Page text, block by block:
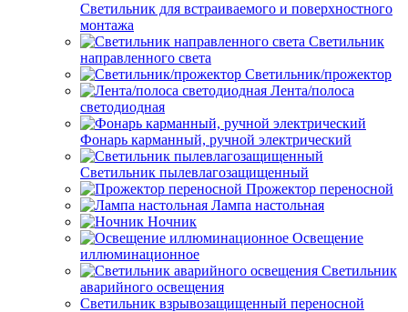
Светильник для встраиваемого и поверхностного
монтажа
Светильник
направленного света
Светильник/прожектор
Лента/полоса
светодиодная
Фонарь карманный, ручной электрический
Светильник пылевлагозащищенный
Прожектор переносной
Лампа настольная
Ночник
Освещение
иллюминационное
Светильник
аварийного освещения
Светильник взрывозащищенный переносной